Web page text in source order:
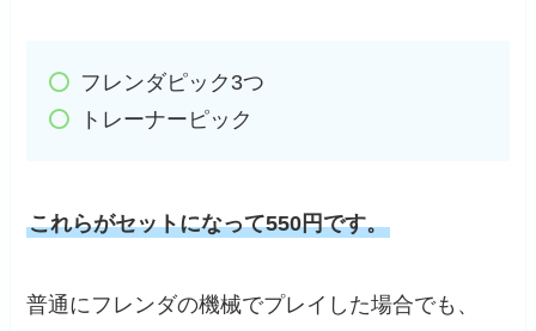
フレンダピック3つ
トレーナーピック
これらがセットになって550円です。
普通にフレンダの機械でプレイした場合でも、